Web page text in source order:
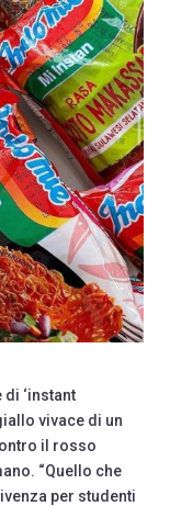
‘instant
vivace di un
il rosso
“Quello che
per studenti